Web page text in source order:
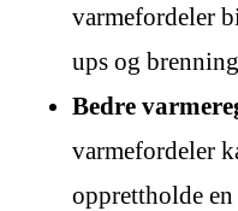
varmefordeler
ups og
Bedre
varmefordeler
opprettholde